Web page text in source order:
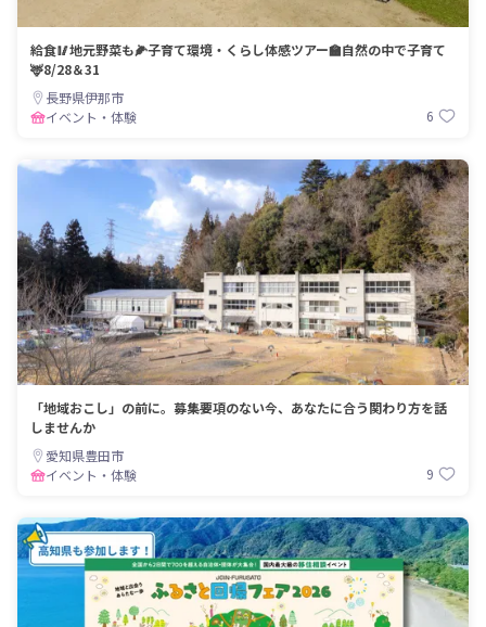
給食🥢地元野菜も🌽子育て環境・くらし体感ツアー🏫自然の中で子育て
🦌8/28＆31
長野県伊那市
イベント・体験
6
「地域おこし」の前に。募集要項のない今、あなたに合う関わり方を話
しませんか
愛知県豊田市
イベント・体験
9